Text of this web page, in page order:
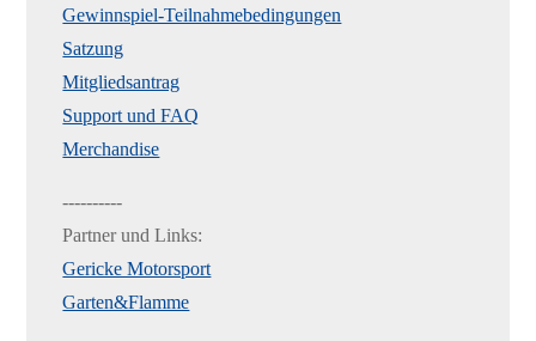
Gewinnspiel-Teilnahmebedingungen
Satzung
Mitgliedsantrag
Support und FAQ
Merchandise
----------
Partner und Links:
Gericke Motorsport
Garten&Flamme